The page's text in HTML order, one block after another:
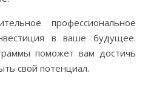
профессиональное
в ваше будущее.
поможет вам достичь
свой потенциал.